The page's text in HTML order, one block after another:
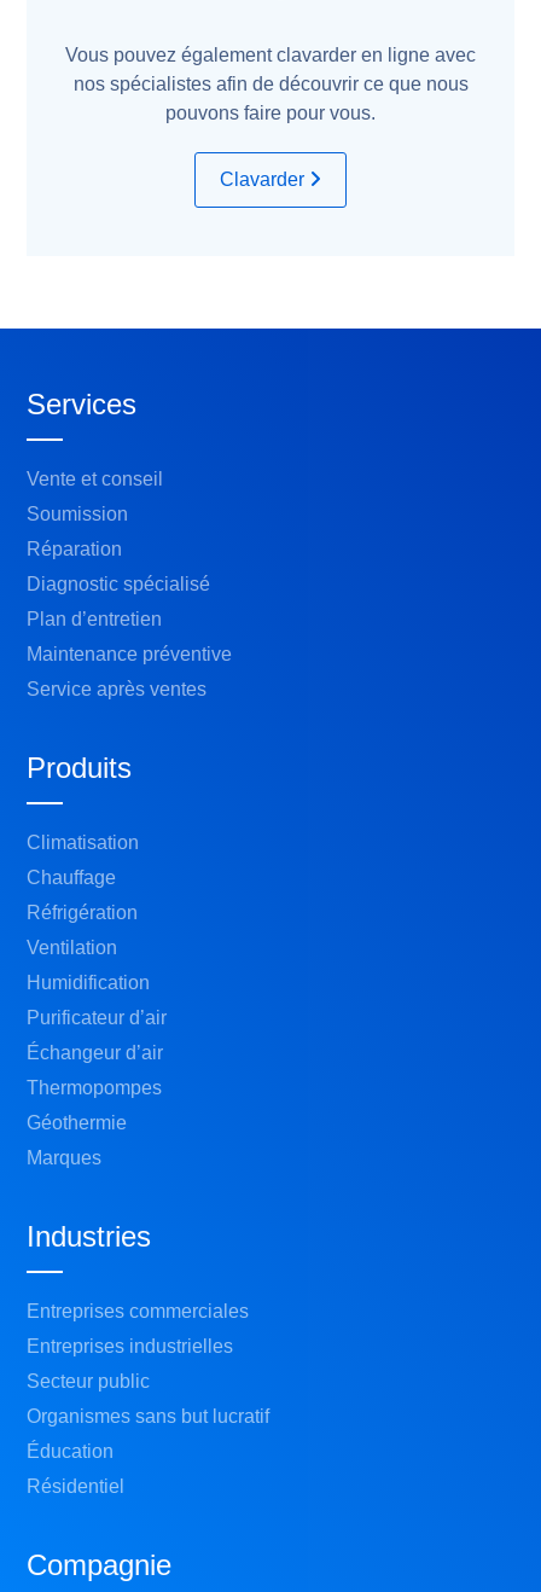
Vous pouvez également clavarder en ligne avec
nos spécialistes afin de découvrir ce que nous
pouvons faire pour vous.
Clavarder
Services
Vente et conseil
Soumission
Réparation
Diagnostic spécialisé
Plan d’entretien
Maintenance préventive
Service après ventes
Produits
Climatisation
Chauffage
Réfrigération
Ventilation
Humidification
Purificateur d’air
Échangeur d’air
Thermopompes
Géothermie
Marques
Industries
Entreprises commerciales
Entreprises industrielles
Secteur public
Organismes sans but lucratif
Éducation
Résidentiel
Compagnie